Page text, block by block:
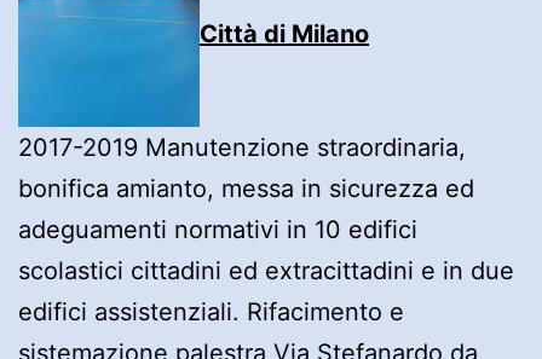
Città di Milano
2017-2019 Manutenzione straordinaria,
bonifica amianto, messa in sicurezza ed
adeguamenti normativi in 10 edifici
scolastici cittadini ed extracittadini e in due
edifici assistenziali. Rifacimento e
sistemazione palestra Via Stefanardo da